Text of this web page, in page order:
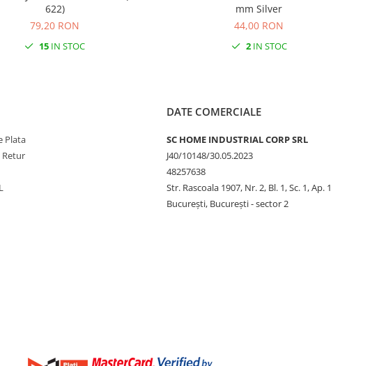
622)
79,20 RON
15 IN STOC
mm Silver
44,00 RON
2IN STOC
Plata
Retur
DATE COMERCIALE
SC HOME INDUSTRIAL CORP SRL
J40/10148/30.05.2023
48257638
Str. Rascoala 1907, Nr. 2, Bl. 1, Sc. 1, Ap. 1
București, București - sector 2